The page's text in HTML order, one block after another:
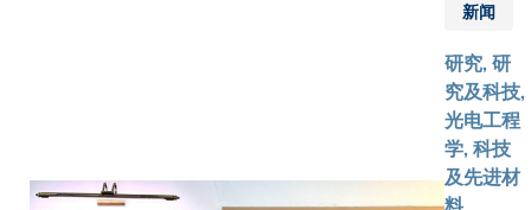
的室外环
境下，将
室内温度
稳定在21
至22℃的
区间，并
新闻
研究, 研
究及科技,
光电工程
学, 科技
及先进材
料